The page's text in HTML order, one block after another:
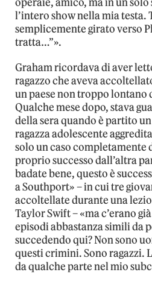
l’intero show nella mia testa.
semplicemente girato verso
tratta…”».
Graham ricordava di aver
ragazzo che aveva
un paese non troppo lontano
Qualche mese dopo, stava
della sera quando è partito
ragazza adolescente
solo un caso completamente
proprio successo dall’altra
badate bene, questo è
a Southport» – in cui tre
accoltellate durante una
Taylor Swift – «ma c’erano
episodi abbastanza simili da
succedendo qui? Non sono
questi crimini. Sono ragazzi.
da qualche parte nel mio